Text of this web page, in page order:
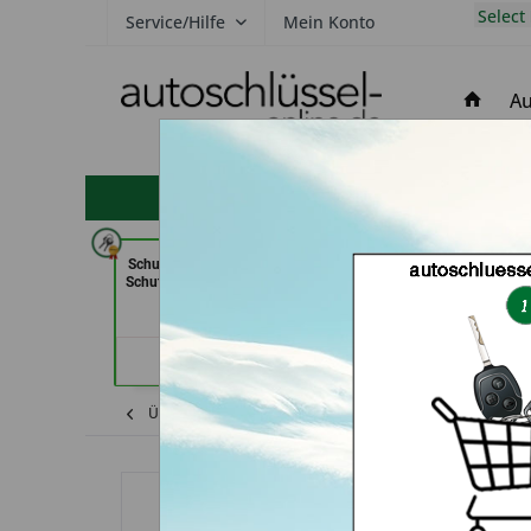
Service/Hilfe Mein Konto Select
hohe Kundenzufriedenheit
Schuh und Schlüsseldienst Bernd
Schutte im Kaufpark (in Göttingen)
Carkeys
Mobilservice
Übersicht Dacia